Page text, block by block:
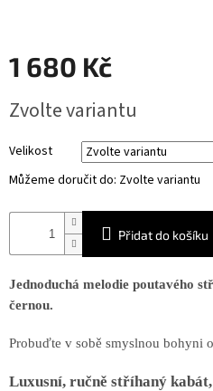
1 680 Kč
cena:
Zvolte variantu
Velikost
Můžeme doručit do: Zvolte variantu
Přidat do košíku
Jednoduchá melodie poutavého
černou.
Probuďte v sobě smyslnou bohyni
Luxusní, ručně stříhaný